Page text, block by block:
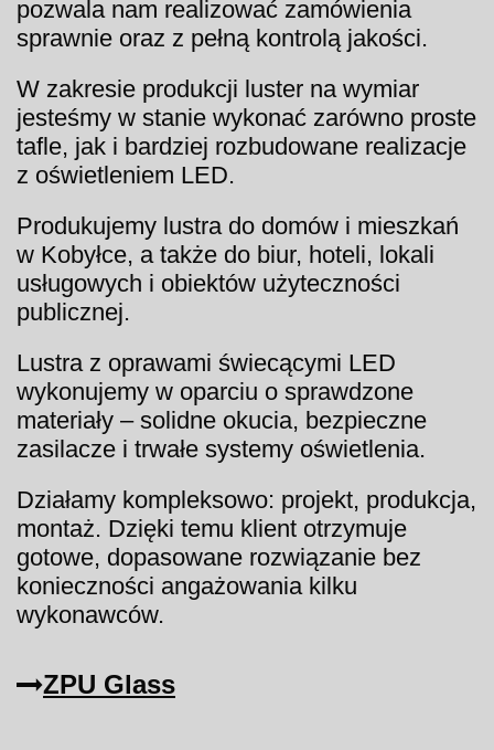
pozwala nam realizować zamówienia
sprawnie oraz z pełną kontrolą jakości.
W zakresie produkcji luster na wymiar
jesteśmy w stanie wykonać zarówno proste
tafle, jak i bardziej rozbudowane realizacje
z oświetleniem LED.
Produkujemy lustra do domów i mieszkań
w Kobyłce, a także do biur, hoteli, lokali
usługowych i obiektów użyteczności
publicznej.
Lustra z oprawami świecącymi LED
wykonujemy w oparciu o sprawdzone
materiały – solidne okucia, bezpieczne
zasilacze i trwałe systemy oświetlenia.
Działamy kompleksowo: projekt, produkcja,
montaż. Dzięki temu klient otrzymuje
gotowe, dopasowane rozwiązanie bez
konieczności angażowania kilku
wykonawców.
ZPU Glass